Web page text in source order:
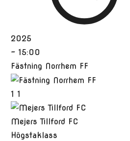
2025
- 15:00
Fästning Norrhem FF
1 1
Mejers Tillford FC
Högstaklass